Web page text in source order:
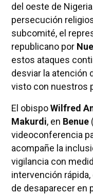
del oeste de
persecución
subcomité, el
republicano por
estos ataques
desviar la atención
visto con nuestros
El obispoWilfred
Makurdi, en Benue
videoconferencia
acompañe la
vigilancia con
intervención
de desaparecer en